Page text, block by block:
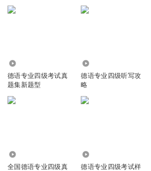
德语专业四级考试真
题集新题型
德语专业四级听写攻
略
全国德语专业四级真
德语专业四级考试样